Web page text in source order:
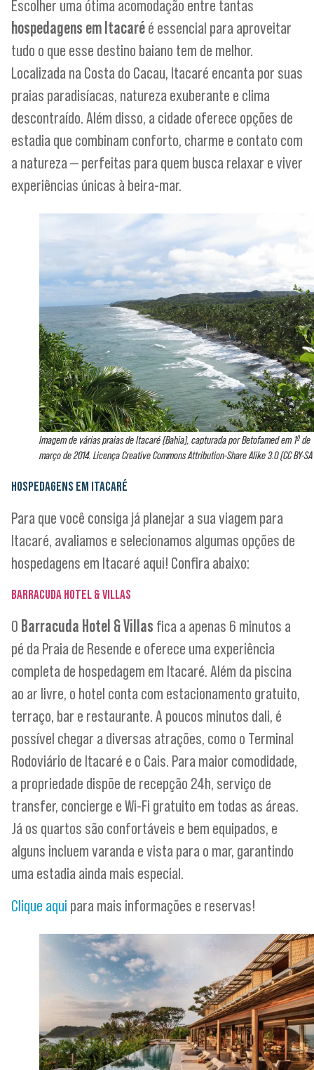
Escolher uma ótima acomodação entre tantas
hospedagens em Itacaréé essencial para aproveitar
tudo o que esse destino baiano tem de melhor.
Localizada na Costa do Cacau, Itacaré encanta por suas
praias paradisíacas, natureza exuberante e clima
descontraído. Além disso, a cidade oferece opções de
estadia que combinam conforto, charme e contato com
a natureza — perfeitas para quem busca relaxar e viver
experiências únicas à beira-mar.
Imagem de várias praias de Itacaré (Bahia), capturada por Betofamed em 1º de
março de 2014. Licença Creative Commons Attribution-Share Alike 3.0 (CC BY-
HOSPEDAGENS EM ITACARÉ
Para que você consiga já planejar a sua viagem para
Itacaré, avaliamos e selecionamos algumas opções de
hospedagens em Itacaré aqui! Confira abaixo:
BARRACUDA HOTEL & VILLAS
O Barracuda Hotel & Villas fica a apenas 6 minutos a
pé da Praia de Resende e oferece uma experiência
completa de hospedagem em Itacaré. Além da piscina
ao ar livre, o hotel conta com estacionamento gratuito,
terraço, bar e restaurante. A poucos minutos dali, é
possível chegar a diversas atrações, como o Terminal
Rodoviário de Itacaré e o Cais. Para maior comodidade,
a propriedade dispõe de recepção 24h, serviço de
transfer, concierge e Wi-Fi gratuito em todas as áreas.
Já os quartos são confortáveis e bem equipados, e
alguns incluem varanda e vista para o mar, garantindo
uma estadia ainda mais especial.
Clique aqui para mais informações e reservas!